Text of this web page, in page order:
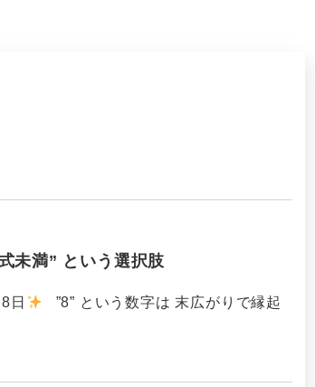
未満” という選択肢
日
”8” という数字は 末広がりで縁起